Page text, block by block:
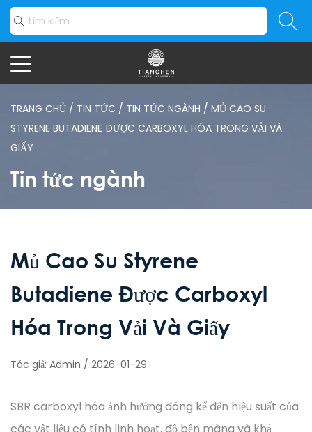
TRANG CHỦ / TIN TỨC / TIN TỨC NGÀNH / MỦ CAO SU
STYRENE BUTADIENE ĐƯỢC CARBOXYL HÓA TRONG VẢI VÀ
GIẤY
Tin tức ngành
Mủ Cao Su Styrene
Butadiene Được Carboxyl
Hóa Trong Vải Và Giấy
Tác giả: Admin / 2026-01-29
SBR carboxyl hóa ảnh hưởng đáng kể đến hiệu suất của